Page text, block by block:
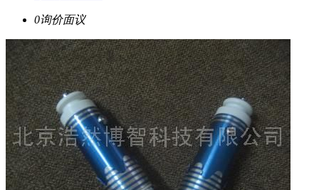
0询价面议